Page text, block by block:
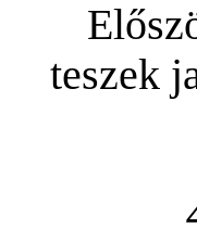
teszek